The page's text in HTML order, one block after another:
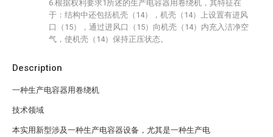
Description
一种生产电容器用卷绕机
技术领域
本实用新型涉及一种生产电容器设备，尤其是一种生产电
6.根据权利要求1所述的生产电容器用卷绕机，其特征在
于：结构中还包括机壳（14），机壳（14）上设置有进风
口（15），通过进风口（15）向机壳（14）内充入洁净空
气，使机壳（14）保持正压状态。